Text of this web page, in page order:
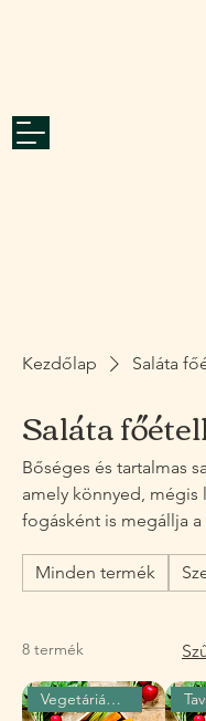
Kezdőlap Saláta
Saláta
Bőséges és tartalmas
amely könnyed, mégis
fogásként is megállja a
Minden termék
8 termék
Vegetáriánus